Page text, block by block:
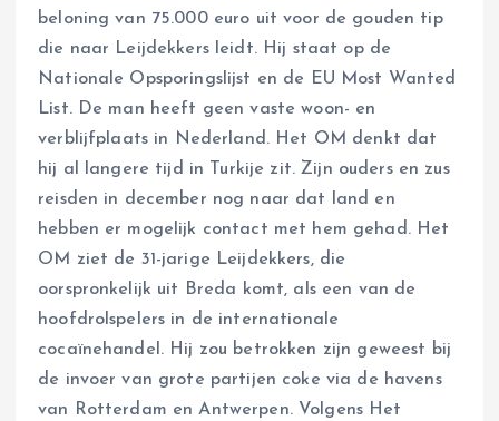
beloning van 75.000 euro uit voor de gouden tip
die naar Leijdekkers leidt. Hij staat op de
Nationale Opsporingslijst en de EU Most Wanted
List. De man heeft geen vaste woon- en
verblijfplaats in Nederland. Het OM denkt dat
hij al langere tijd in Turkije zit. Zijn ouders en zus
reisden in december nog naar dat land en
hebben er mogelijk contact met hem gehad. Het
OM ziet de 31-jarige Leijdekkers, die
oorspronkelijk uit Breda komt, als een van de
hoofdrolspelers in de internationale
cocaïnehandel. Hij zou betrokken zijn geweest bij
de invoer van grote partijen coke via de havens
van Rotterdam en Antwerpen. Volgens Het